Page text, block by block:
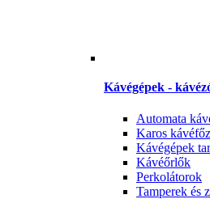
Kávégépek -
Automata
Karos
Kávégépek
Kávéőrlők
Perkolátorok
Tamperek és